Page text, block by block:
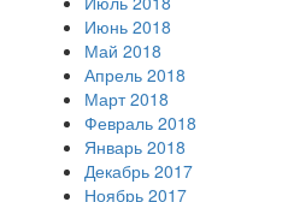
Июнь 2018
Май 2018
Апрель 2018
Март 2018
Февраль 2018
Январь 2018
Декабрь 2017
Ноябрь 2017